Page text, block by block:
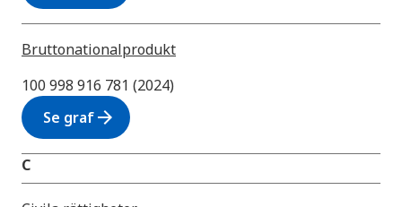
Bruttonationalprodukt
100 998 916 781 (2024)
Se grafarrow_forward
C